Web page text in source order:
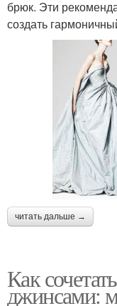
брюк. Эти
создать
читать дальше →
Как
джинсами: